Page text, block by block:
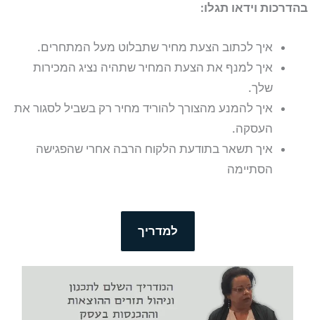
בהדרכות וידאו תגלו:
איך לכתוב הצעת מחיר שתבלוט מעל המתחרים.
איך למנף את הצעת המחיר שתהיה נציג המכירות
שלך.
איך להמנע מהצורך להוריד מחיר רק בשביל לסגור את
העסקה.
איך תשאר בתודעת הלקוח הרבה אחרי שהפגישה
הסתיימה
למדריך